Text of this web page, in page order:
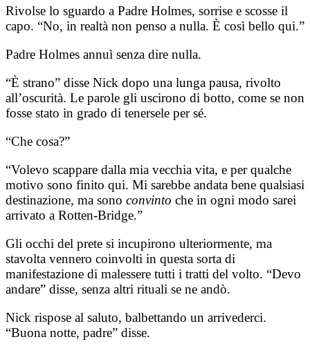
Rivolse lo sguardo a Padre Holmes, sorrise e scosse il
capo. “No, in realtà non penso a nulla. È così bello qui.”
Padre Holmes annuì senza dire nulla.
“È strano” disse Nick dopo una lunga pausa, rivolto
all’oscurità. Le parole gli uscirono di botto, come se non
fosse stato in grado di tenersele per sé.
“Che cosa?”
“Volevo scappare dalla mia vecchia vita, e per qualche
motivo sono finito qui. Mi sarebbe andata bene qualsiasi
destinazione, ma sono convinto che in ogni modo sarei
arrivato a Rotten-Bridge.”
Gli occhi del prete si incupirono ulteriormente, ma
stavolta vennero coinvolti in questa sorta di
manifestazione di malessere tutti i tratti del volto. “Devo
andare” disse, senza altri rituali se ne andò.
Nick rispose al saluto, balbettando un arrivederci.
“Buona notte, padre” disse.